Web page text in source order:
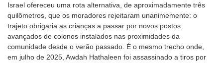
Israel ofereceu uma rota alternativa, de aproximadamente três
quilômetros, que os moradores rejeitaram unanimemente: o
trajeto obrigaria as crianças a passar por novos postos
avançados de colonos instalados nas proximidades da
comunidade desde o verão passado. É o mesmo trecho onde,
em julho de 2025, Awdah Hathaleen foi assassinado a tiros por